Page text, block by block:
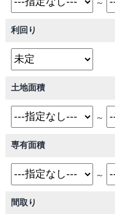
～
利回り
土地面積
～
専有面積
～
間取り